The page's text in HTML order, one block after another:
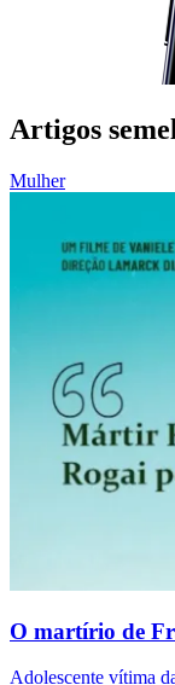
Artigos
Mulher
O martírio de
Adolescente vítima